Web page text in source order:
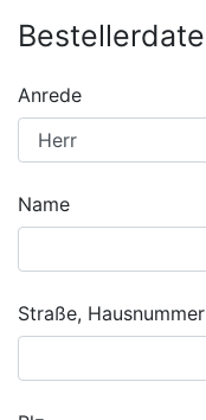
Anrede
Name
Straße, Hausnummer